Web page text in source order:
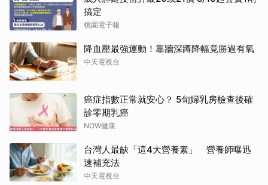
搞定
桃園電子報
降血壓最強運動！靠牆深蹲降幅竟勝過有氧
中天電視台
癌症指數正常就安心？ 5旬婦乳房檢查後確
診零期乳癌
NOW健康
台灣人最缺「這4大營養素」 營養師曝迅
速補充法
中天電視台